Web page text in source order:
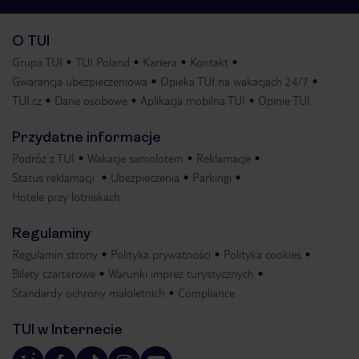
O TUI
Grupa TUI TUI Poland Kariera
Kontakt
Gwarancja ubezpieczeniowa
Opieka TUI na wakacjach 24/7
TUI.cz
Dane osobowe Aplikacja mobilna TUI Opinie TUI
Przydatne informacje
Podróż z TUI Wakacje samolotem
Reklamacje
Status reklamacji
Ubezpieczenia
Parkingi
Hotele przy lotniskach
Regulaminy
Regulamin strony Polityka prywatności
Polityka cookies
Bilety czarterowe
Warunki imprez turystycznych
Standardy ochrony małoletnich
Compliance
TUI w Internecie